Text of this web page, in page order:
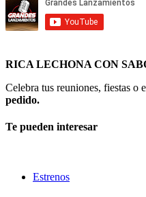
RICA LECHONA CON
Celebra tus reuniones, fiestas o
pedido.
Te pueden interesar
Estrenos